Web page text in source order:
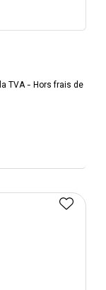
TVA - Hors frais de